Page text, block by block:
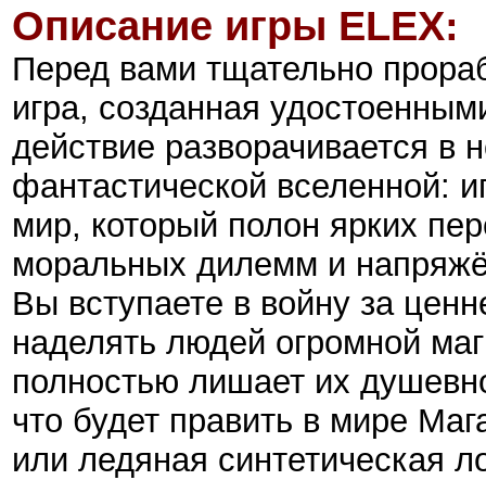
Описание игры ELEX:
Перед вами тщательно
игра, созданная
действие разворачивается в
фантастической вселенной:
мир, который полон ярких
моральных дилемм и
Вы вступаете в войну за
наделять людей огромной
полностью лишает их
что будет править в мире
или ледяная синтетическая